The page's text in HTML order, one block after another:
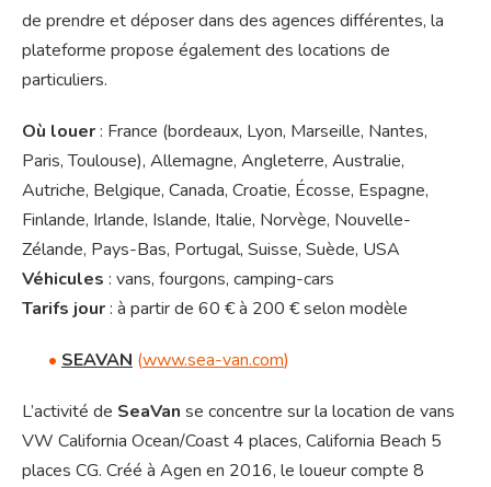
de prendre et déposer dans des agences différentes, la
plateforme propose également des locations de
particuliers.
Où louer: France (bordeaux, Lyon, Marseille, Nantes,
Paris, Toulouse), Allemagne, Angleterre, Australie,
Autriche, Belgique, Canada, Croatie, Écosse, Espagne,
Finlande, Irlande, Islande, Italie, Norvège, Nouvelle-
Zélande, Pays-Bas, Portugal, Suisse, Suède, USA
Véhicules : vans, fourgons, camping-cars
Tarifs jour: à partir de 60 € à 200 € selon modèle
• SEAVAN (www.sea-van.com)
L’activité de SeaVan se concentre sur la location de vans
VW California Ocean/Coast 4 places, California Beach 5
places CG. Créé à Agen en 2016, le loueur compte 8